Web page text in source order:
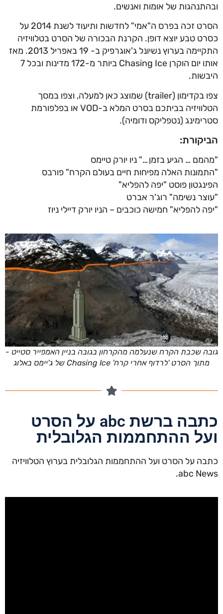
ובהתנהגות של אומות ואנשים.
הסרט זכה בפרס ה"אמי" לחדשות ותיעוד לשנת 2014 על
כסרט טבע יוצא דופן. הקרנת הבכורה של הסרט בטלוויזיה
התקיימה בערוץ נשיונל ג'אוגרפיק ב- 19 באפריל 2013. מאז
אותו יום הוקרן Chasing Ice ביותר מ-172 מדינות ובכל 7
היבשות.
צפו בקדימון (trailer) שמוצג כאן למעלה, וצפו במסך
הטלוויזיה בביתכם בסרט המלא ב-VOD או בפלפורמת
סטרימינג (נטפליקס ודומיה).
הביקורת:
"מהמם … הגיע בזמן …" ניו יורק טיימס
"התמונות האלה מפיחות חיים בעולם הקרח" פורבס
הפינגטון פוסט "יפה להפליא"
"עוצר נשימה" רוג'ר אברט
"יפה להפליא" חמישה כוכבים – הניו יורק דיילי ניוז
גובה שכבת הקרח שנעלמה מהקרחון בגובה בניין האמפייר סטייט -
מתוך הסרט 'לרדוף אחרי קרח' Chasing Ice של ג'יימס באלוג
כתבה ברשת abc על הסרט
ועל ההתחממות הגלובלית
כתבה על הסרט ועל ההתחממות הגלובלית בערוץ הטלוויזיה
abc News.